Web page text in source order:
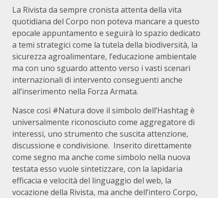
La Rivista da sempre cronista attenta della vita
quotidiana del Corpo non poteva mancare a questo
epocale appuntamento e seguirà lo spazio dedicato
a temi strategici come la tutela della biodiversità, la
sicurezza agroalimentare, l’educazione ambientale
ma con uno sguardo attento verso i vasti scenari
internazionali di intervento conseguenti anche
all’inserimento nella Forza Armata.
Nasce così #Natura dove il simbolo dell’Hashtag è
universalmente riconosciuto come aggregatore di
interessi, uno strumento che suscita attenzione,
discussione e condivisione. Inserito direttamente
come segno ma anche come simbolo nella nuova
testata esso vuole sintetizzare, con la lapidaria
efficacia e velocità del linguaggio del web, la
vocazione della Rivista, ma anche dell’intero Corpo,